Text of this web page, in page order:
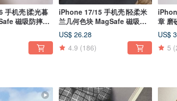
手机壳∣柔光暮
磁吸防摔手
iPhone 17/15 手机壳∣轻柔米
兰几何色块 MagSafe 磁吸手
机壳
US$ 26.28
4.9 (186)
章 磨
机壳
US$
5